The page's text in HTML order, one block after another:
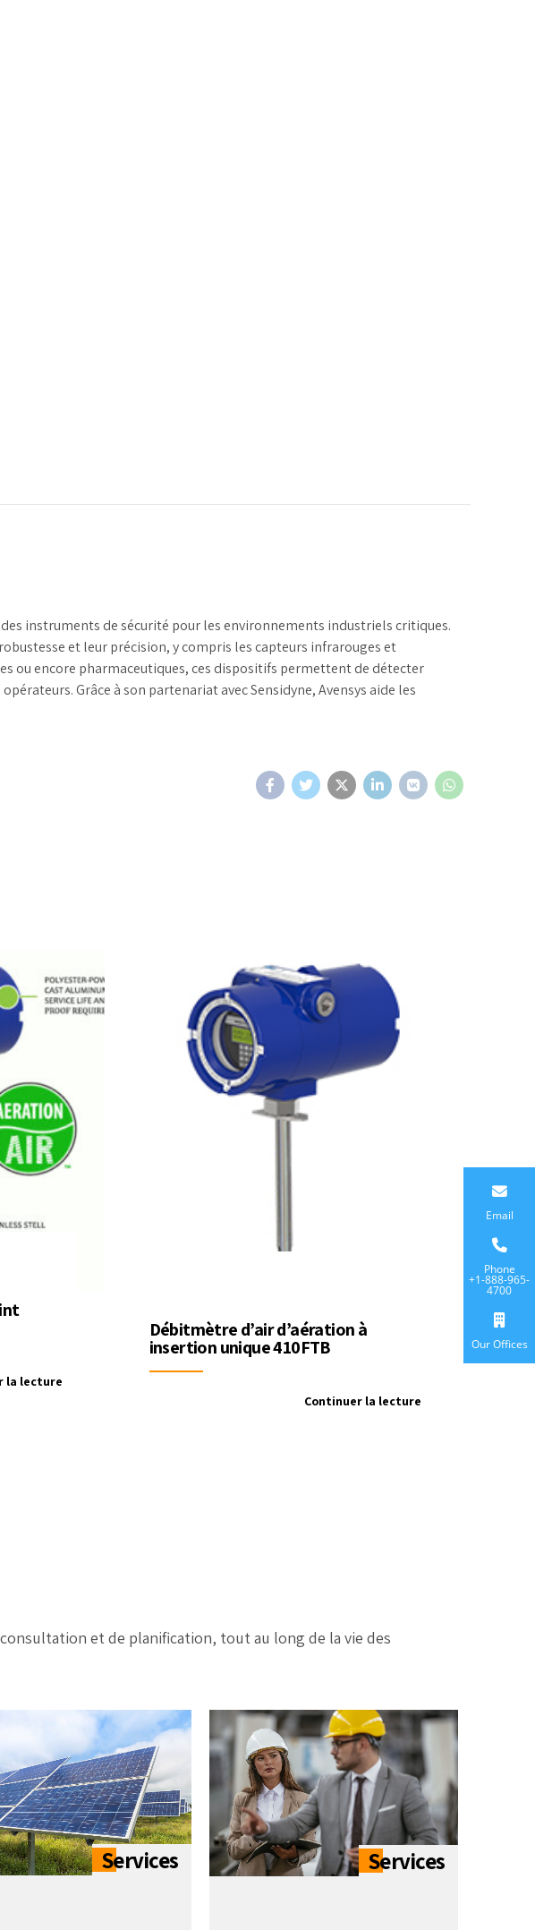
instruments de sécurité pour les environnements industriels critiques.
et leur précision, y compris les capteurs infrarouges et
ou encore pharmaceutiques, ces dispositifs permettent de détecter
Grâce à son partenariat avec Sensidyne, Avensys aide les
la lecture
Débitmètre d’air d’aération à
insertion unique 410FTB
Continuer la lecture
et de planification, tout au long de la vie des
Email
Phone
+1-888-965-
4700
Our Offices